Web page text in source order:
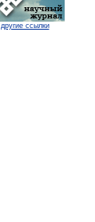
другие ссылки